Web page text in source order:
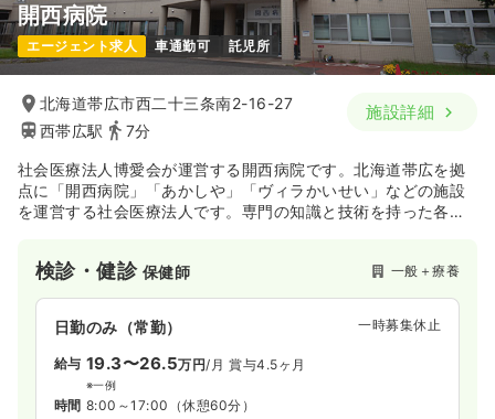
日勤のみ（パート） 一時募集休止
給与 時給1,400円
時間 8:00～16:00（休憩60分）
日祝休み
ブランク可
気になる 詳細を見る
開西病院
エージェント求人 車通勤可 託児所
北海道帯広市西二十三条南2-16-27
西帯広駅
7分
施設詳細
社会医療法人博愛会が運営する開西病院です。北海道帯広を拠
点に「開西病院」「あかしや」「ヴィラかいせい」などの施設
を運営する社会医療法人です。専門の知識と技術を持った各施
検診・健診 保健師 一般＋療養
日勤のみ（常勤） 一時募集休止
給与 19.3〜26.5万円/月 賞与4.5ヶ月
※一例
時間 8:00～17:00 （休憩60分）